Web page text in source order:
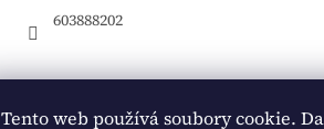
Tento web používá soubory cookie.
603888202